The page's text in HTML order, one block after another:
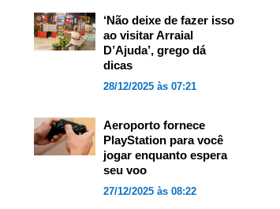
‘Não deixe de fazer isso
ao visitar Arraial
D’Ajuda’, grego dá
dicas
28/12/2025 às 07:21
Aeroporto fornece
PlayStation para você
jogar enquanto espera
seu voo
27/12/2025 às 08:22